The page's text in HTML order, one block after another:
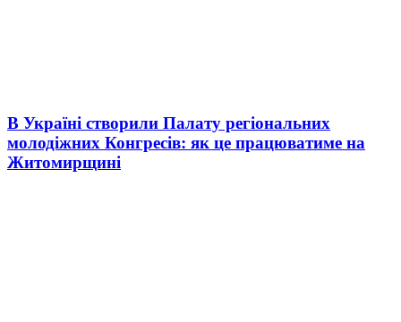
В Україні створили Палату регіональних
молодіжних Конгресів: як це працюватиме на
Житомирщині